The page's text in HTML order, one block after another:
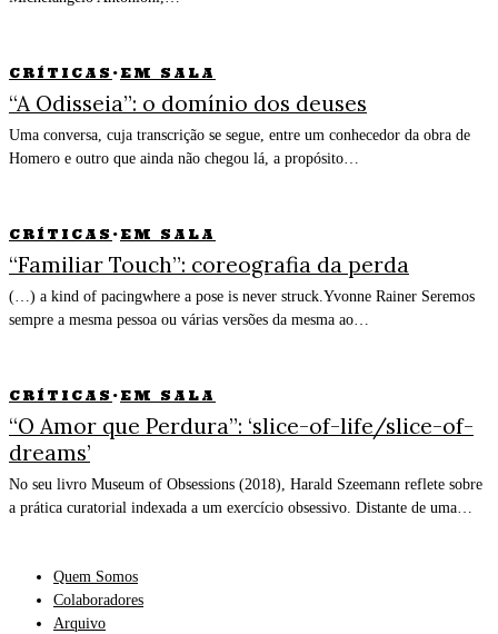
CRÍTICAS · EM SALA
“A Odisseia”: o domínio dos deuses
Uma conversa, cuja transcrição se segue, entre um conhecedor da obra de
Homero e outro que ainda não chegou lá, a propósito…
CRÍTICAS · EM SALA
“Familiar Touch”: coreografia da perda
(…) a kind of pacingwhere a pose is never struck.Yvonne Rainer Seremos
sempre a mesma pessoa ou várias versões da mesma ao…
CRÍTICAS · EM SALA
“O Amor que Perdura”: ‘slice-of-life/slice-of-
dreams’
No seu livro Museum of Obsessions (2018), Harald Szeemann reflete sobre
a prática curatorial indexada a um exercício obsessivo. Distante de uma…
Quem Somos
Colaboradores
Arquivo